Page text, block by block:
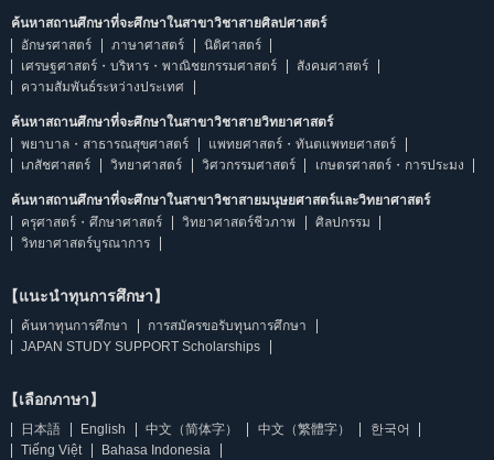
ค้นหาสถานศึกษาที่จะศึกษาในสาขาวิชาสายศิลปศาสตร์
อักษรศาสตร์
ภาษาศาสตร์
นิติศาสตร์
เศรษฐศาสตร์・บริหาร・พาณิชยกรรมศาสตร์
สังคมศาสตร์
ความสัมพันธ์ระหว่างประเทศ
ค้นหาสถานศึกษาที่จะศึกษาในสาขาวิชาสายวิทยาศาสตร์
พยาบาล・สาธารณสุขศาสตร์
แพทยศาสตร์・ทันตแพทยศาสตร์
เภสัชศาสตร์
วิทยาศาสตร์ วิศวกรรมศาสตร์ เกษตรศาสตร์・การประมง
ค้นหาสถานศึกษาที่จะศึกษาในสาขาวิชาสายมนุษยศาสตร์และวิทยาศาสตร์
ครุศาสตร์・ศึกษาศาสตร์
วิทยาศาสตร์ชีวภาพ
ศิลปกรรม
วิทยาศาสตร์บูรณาการ
【แนะนำทุนการศึกษา】
ค้นหาทุนการศึกษา
การสมัครขอรับทุนการศึกษา
JAPAN STUDY SUPPORT Scholarships
【เลือกภาษา】
日本語 English 中文（简体字） 中文（繁體字）
한국어
Tiếng Việt
Bahasa Indonesia